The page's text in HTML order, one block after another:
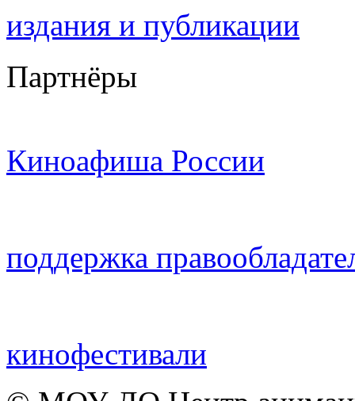
издания и публикации
Партнёры
Киноафиша России
поддержка
кинофестивали